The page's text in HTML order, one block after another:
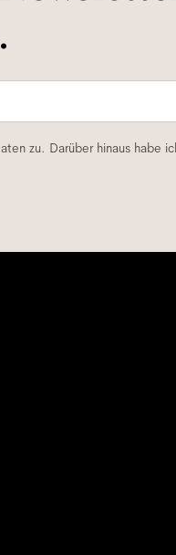
zu. Darüber hinaus habe